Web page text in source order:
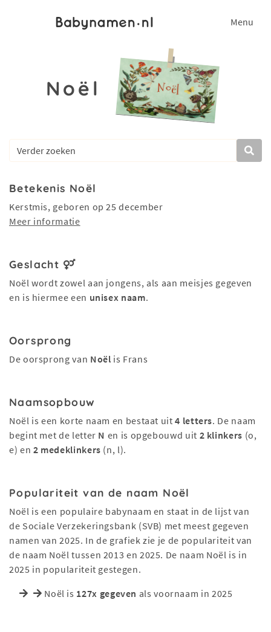
Menu
Noël
Betekenis Noël
Kerstmis, geboren op 25 december
Meer informatie
Geslacht
Noël wordt zowel aan jongens, als aan meisjes gegeven
en is hiermee een unisex naam.
Oorsprong
De oorsprong van Noël is Frans
Naamsopbouw
Noël is een korte naam en bestaat uit4 letters. De naam
begint met de letter N en is opgebouwd uit 2 klinkers (o,
e) en 2 medeklinkers (n, l).
Populariteit van de naam Noël
Noël is een populaire babynaam en staat in de lijst van
de Sociale Verzekeringsbank (SVB) met meest gegeven
namen van 2025. In de grafiek zie je de populariteit van
de naam Noël tussen 2013 en 2025. De naam Noël is in
2025 in populariteit gestegen.
Noël is 127x gegeven als voornaam in 2025